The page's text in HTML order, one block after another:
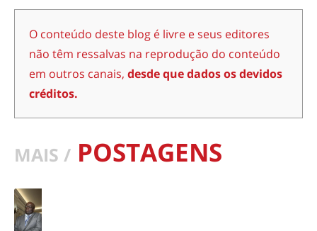
O conteúdo deste blog é livre e seus editores
não têm ressalvas na reprodução do conteúdo
em outros canais, desde que dados os devidos
créditos.
MAIS / POSTAGENS